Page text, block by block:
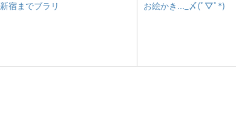
新宿までブラリ お絵かき..._〆(ﾟ▽ﾟ*)